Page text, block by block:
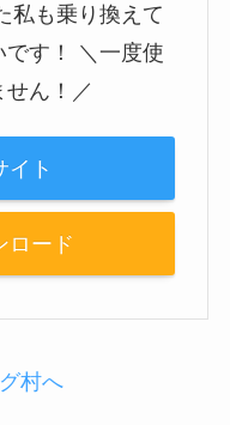
私も乗り換えて
す！ ＼一度使
ん！／
イト
ロード